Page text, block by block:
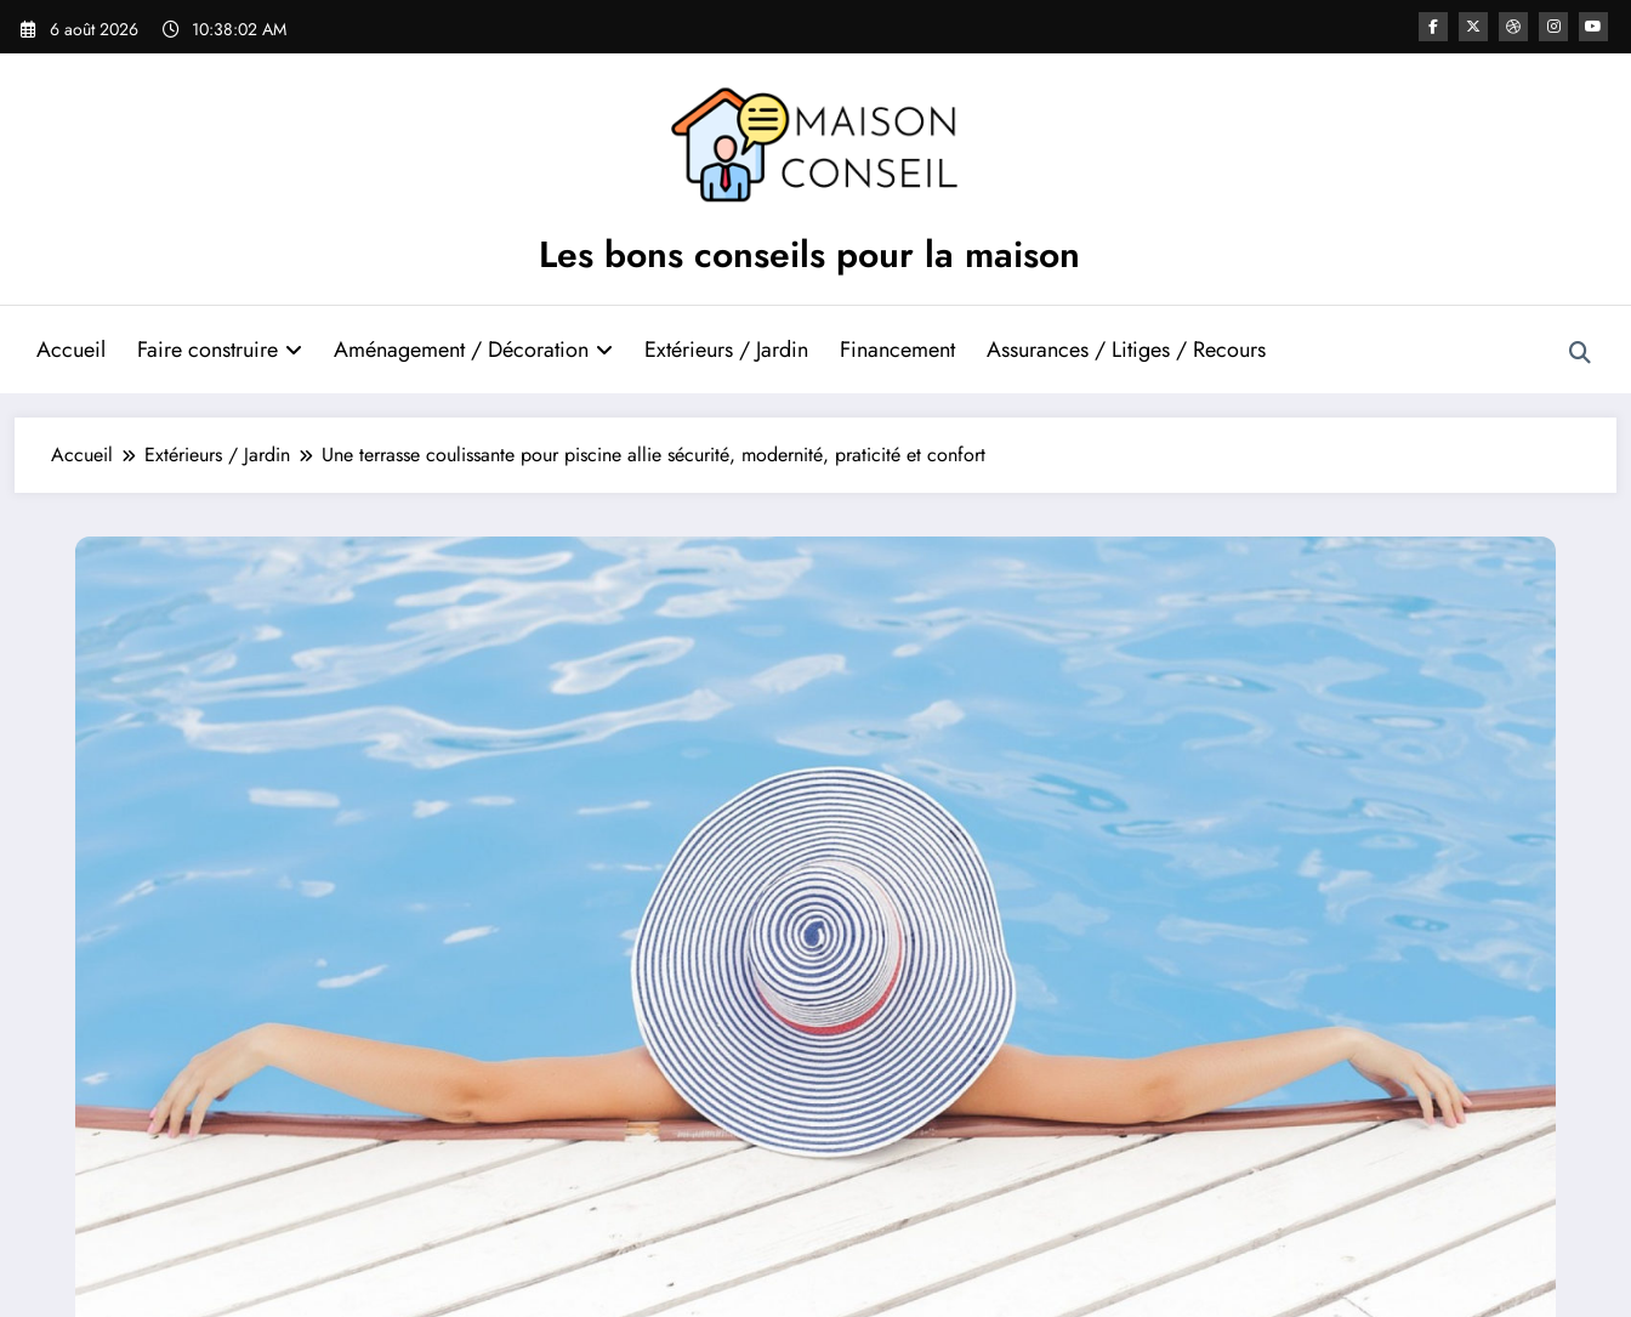
Aller
6 août 2026 10:38:04 AM
Les bons conseils pour la maison
Accueil Faire construire Aménagement / Décoration Extérieurs / Jardin Financement Assurances / Litiges / Recours
Accueil Extérieurs / Jardin Une terrasse coulissante pour piscine allie sécurité, modernité, praticité et confort